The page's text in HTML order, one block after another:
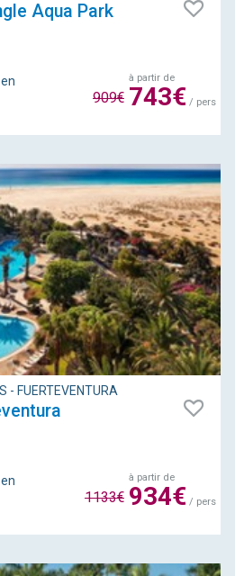
Aqua Park
à partir de
743€/ pers
909€
- FUERTEVENTURA
à partir de
934€/ pers
1133€